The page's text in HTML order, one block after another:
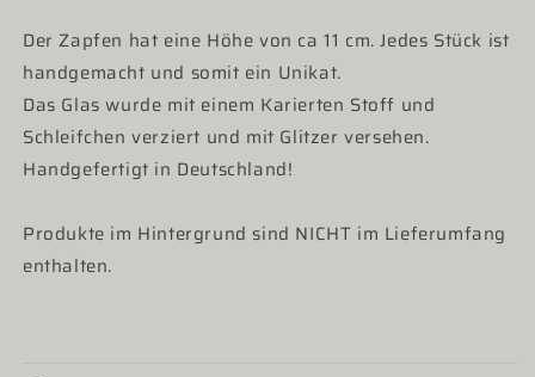
Der Zapfen hat eine Höhe von ca 11 cm. Jedes Stück ist
handgemacht und somit ein Unikat.
Das Glas wurde mit einem Karierten Stoff und
Schleifchen verziert und mit Glitzer versehen.
Handgefertigt in Deutschland!
Produkte im Hintergrund sind NICHT im Lieferumfang
enthalten.